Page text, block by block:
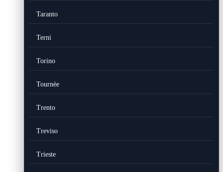
Taranto
Terni
Torino
Tournèe
Trento
Treviso
Trieste